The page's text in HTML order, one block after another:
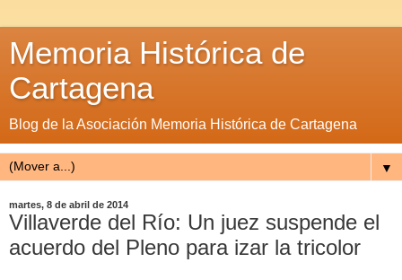
Memoria Histórica de
Cartagena
Blog de la Asociación Memoria Histórica de Cartagena
▼
martes, 8 de abril de 2014
Villaverde del Río: Un juez suspende el
acuerdo del Pleno para izar la tricolor